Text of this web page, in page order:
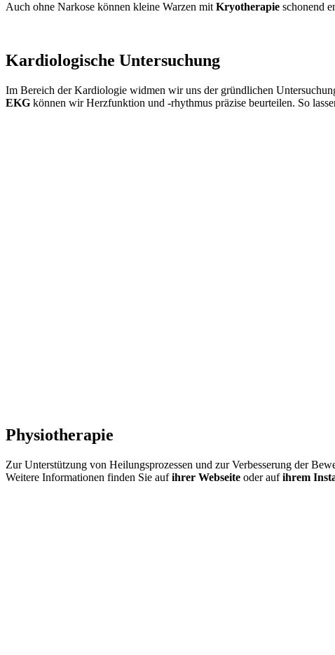
Auch ohne Narkose können kleine Warzen mit Kryotherapie schonend
Kardiologische Untersuchung
Im Bereich der Kardiologie widmen wir uns der gründlichen
EKG können wir Herzfunktion und -rhythmus präzise beurteilen. So
Physiotherapie
Zur Unterstützung von Heilungsprozessen und zur Verbesserung der
Weitere Informationen finden Sie aufihrer Webseite oder aufihrem